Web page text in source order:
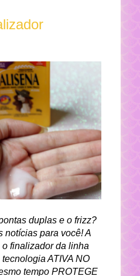
duplas e o frizz?
notícias para você! A
finalizador da linha
ATIVA NO
tempo PROTEGE